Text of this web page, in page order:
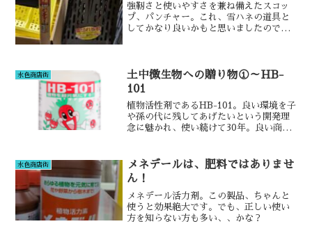
強靭さと使いやすさを兼ね備えたスコッ
プ、パンチャー。これ、雪ハネの道具と
してかなり良いかもと思いましたので、
水色商店街
土中微生物への贈り物①～HB-
101
植物活性剤であるHB-101。良い環境を子
や孫の代に残してあげたいという開発理
念に魅かれ、使い続けて30年。良い商品
水色商店街
メネデールは、肥料ではありませ
ん！
メネデール活力剤。この製品、ちゃんと
使うと効果絶大です。でも、正しい使い
方を知らない方も多い、、かな？